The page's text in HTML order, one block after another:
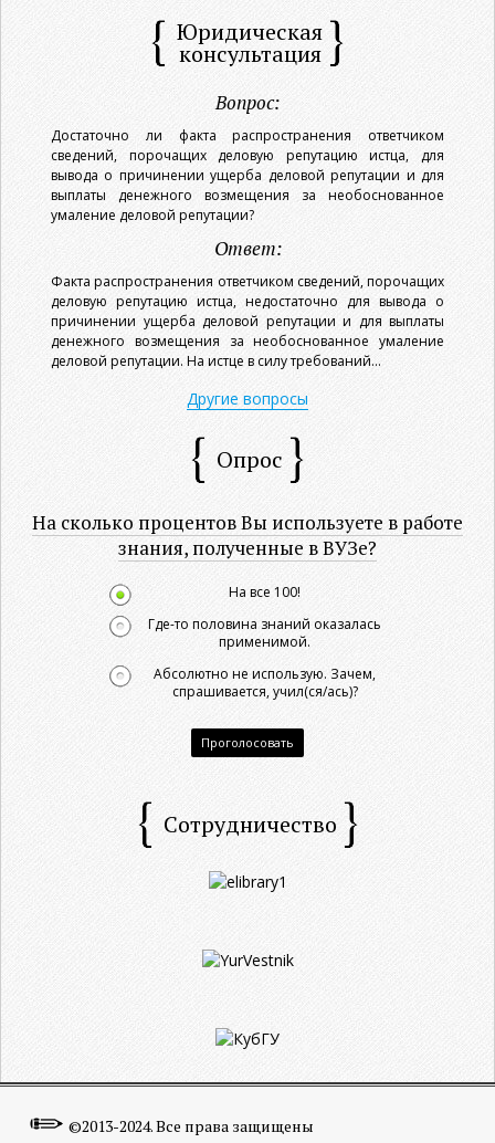
Юридическая
консультация
Вопрос:
Достаточно ли факта распространения ответчиком
сведений, порочащих деловую репутацию истца, для
вывода о причинении ущерба деловой репутации и для
выплаты денежного возмещения за необоснованное
умаление деловой репутации?
Ответ:
Факта распространения ответчиком сведений, порочащих
деловую репутацию истца, недостаточно для вывода о
причинении ущерба деловой репутации и для выплаты
денежного возмещения за необоснованное умаление
деловой репутации. На истце в силу требований...
Другие вопросы
Опрос
На сколько процентов Вы используете в работе
знания, полученные в ВУЗе?
На все 100!
Где-то половина знаний оказалась
применимой.
Абсолютно не использую. Зачем,
спрашивается, учил(ся/ась)?
Проголосовать
Сотрудничество
©2013-2024. Все права защищены